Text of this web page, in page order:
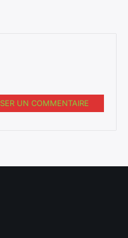
UN COMMENTAIRE